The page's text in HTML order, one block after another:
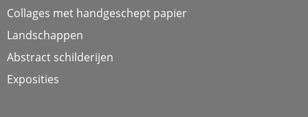
Collages met handgeschept papier
Landschappen
Abstract schilderijen
Exposities